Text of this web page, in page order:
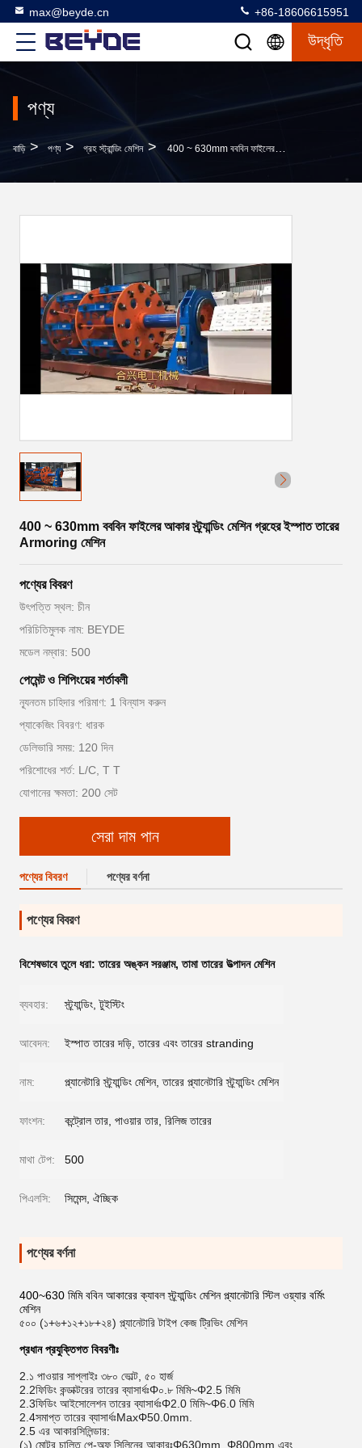
max@beyde.cn +86-18606615951
উদ্ধৃতি
পণ্য
বাড়ি > পণ্য > গ্রহ স্ট্রান্ডিং মেশিন > 400 ~ 630mm বববিন ফাইলের আকার স্ট্র্যান্ডিং মেশিন গ্রহের ইস্পাত তারের Armoring মেশিন
400 ~ 630mm বববিন ফাইলের আকার স্ট্র্যান্ডিং মেশিন গ্রহের ইস্পাত তারের
Armoring মেশিন
পণ্যের বিবরণ
উৎপত্তি স্থল: চীন
পরিচিতিমুলক নাম: BEYDE
মডেল নম্বার: 500
পেমেন্ট ও শিপিংয়ের শর্তাবলী
ন্যূনতম চাহিদার পরিমাণ: 1 বিন্যাস করুন
প্যাকেজিং বিবরণ: ধারক
ডেলিভারি সময়: 120 দিন
পরিশোধের শর্ত: L/C, T T
যোগানের ক্ষমতা: 200 সেট
সেরা দাম পান
পণ্যের বিবরণ পণ্যের বর্ণনা
পণ্যের বিবরণ
বিশেষভাবে তুলে ধরা:তারের অঙ্কন সরঞ্জাম,তামা তারের উত্পাদন মেশিন
ব্যবহার: স্ট্র্যান্ডিং, টুইস্টিং
আবেদন: ইস্পাত তারের দড়ি, তারের এবং তারের stranding
নাম: প্ল্যানেটারি স্ট্র্যান্ডিং মেশিন, তারের প্ল্যানেটারি স্ট্র্যান্ডিং মেশিন
ফাংশন: কন্ট্রোল তার, পাওয়ার তার, রিলিজ তারের
মাথা টেপ: 500
পিএলসি: সিমেন্স, ঐচ্ছিক
পণ্যের বর্ণনা
400~630 মিমি ববিন আকারের ক্যাবল স্ট্র্যান্ডিং মেশিন প্ল্যানেটারি স্টিল ওয়্যার বর্মিং
মেশিন
৫০০ (১+৬+১২+১৮+২৪) প্ল্যানেটারি টাইপ কেজ ট্রিভিং মেশিন
প্রধান প্রযুক্তিগত বিবরণীঃ
2.১ পাওয়ার সাপ্লাইঃ ৩৮০ ভোল্ট, ৫০ হার্জ
2.2ফিডিং কন্ডাক্টরের তারের ব্যাসার্ধঃΦ০.৮ মিমি~Φ2.5 মিমি
2.3ফিডিং আইসোলেশন তারের ব্যাসার্ধঃΦ2.0 মিমি~Φ6.0 মিমি
2.4সমাপ্ত তারের ব্যাসার্ধঃMaxΦ50.0mm
2.5 এর আকারসিলিন্ডার:
(১) মোটর চালিত পে-অফ সিলিনের আকারঃΦ630mm, Φ800mm এবং